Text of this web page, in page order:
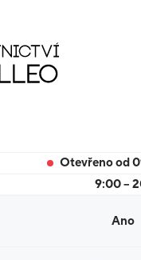
Otevřeno od
9:00 –
Ano